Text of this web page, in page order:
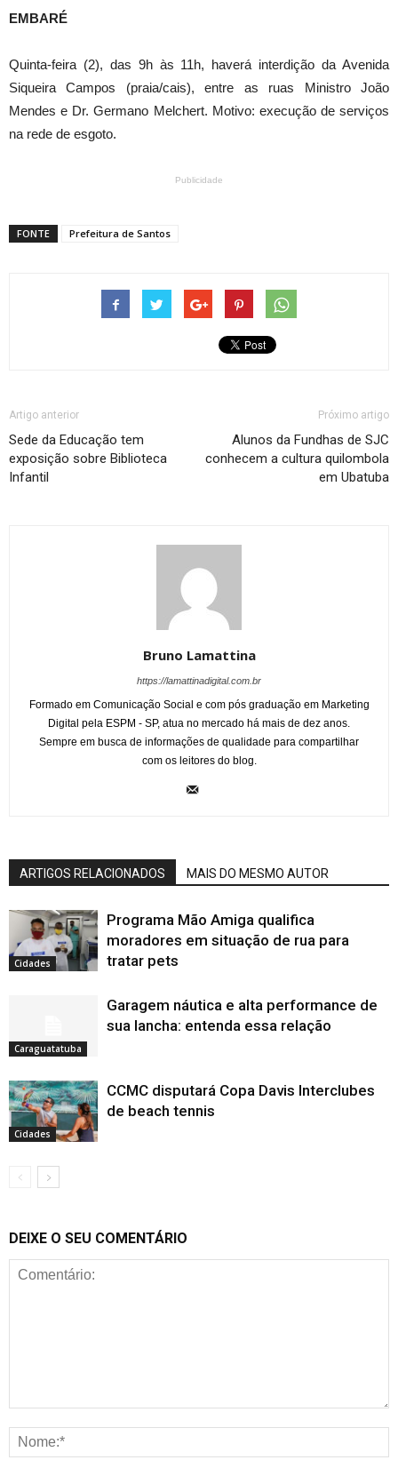
EMBARÉ
Quinta-feira (2), das 9h às 11h, haverá interdição da Avenida
Siqueira Campos (praia/cais), entre as ruas Ministro João
Mendes e Dr. Germano Melchert. Motivo: execução de serviços
na rede de esgoto.
Publicidade
FONTE Prefeitura de Santos
Artigo anterior
Sede da Educação tem
exposição sobre Biblioteca
Infantil
Próximo artigo
Alunos da Fundhas de SJC
conhecem a cultura quilombola
em Ubatuba
Bruno Lamattina
https://lamattinadigital.com.br
Formado em Comunicação Social e com pós graduação em Marketing
Digital pela ESPM - SP, atua no mercado há mais de dez anos.
Sempre em busca de informações de qualidade para compartilhar
com os leitores do blog.
ARTIGOS RELACIONADOS MAIS DO MESMO AUTOR
Cidades
Programa Mão Amiga qualifica
moradores em situação de rua para
tratar pets
Caraguatatuba
Garagem náutica e alta performance de
sua lancha: entenda essa relação
Cidades
CCMC disputará Copa Davis Interclubes
de beach tennis
DEIXE O SEU COMENTÁRIO